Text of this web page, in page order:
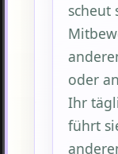
scheut
oder
Ihr
führt